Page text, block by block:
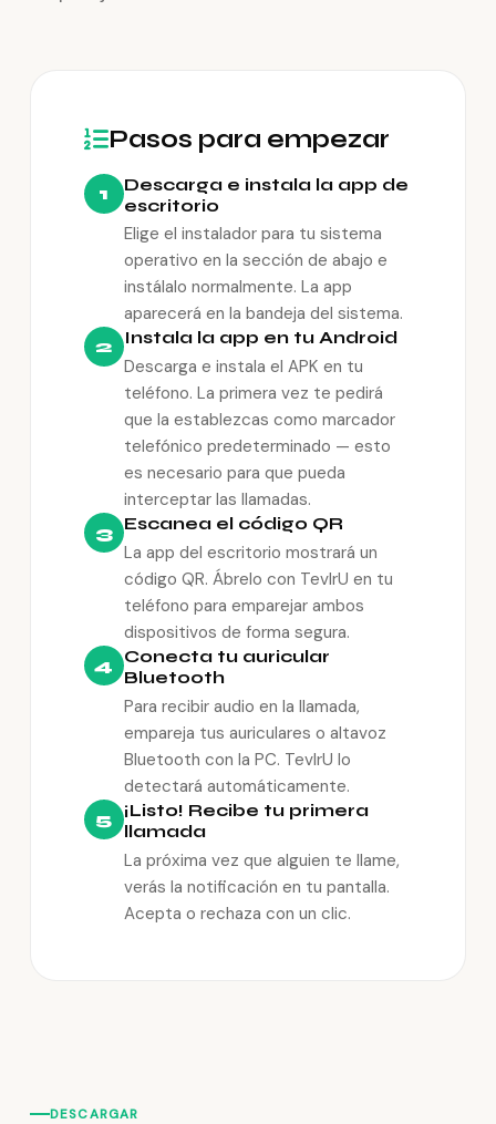
Pasos para empezar
1
Descarga e instala la app de
escritorio
Elige el instalador para tu sistema
operativo en la sección de abajo e
instálalo normalmente. La app
aparecerá en la bandeja del sistema.
2 Instala la app en tu Android
Descarga e instala el APK en tu
teléfono. La primera vez te pedirá
que la establezcas como marcador
telefónico predeterminado — esto
es necesario para que pueda
interceptar las llamadas.
3 Escanea el código QR
La app del escritorio mostrará un
código QR. Ábrelo con TevlrU en tu
teléfono para emparejar ambos
dispositivos de forma segura.
4
Conecta tu auricular
Bluetooth
Para recibir audio en la llamada,
empareja tus auriculares o altavoz
Bluetooth con la PC. TevlrU lo
detectará automáticamente.
5
¡Listo! Recibe tu primera
llamada
La próxima vez que alguien te llame,
verás la notificación en tu pantalla.
Acepta o rechaza con un clic.
DESCARGAR